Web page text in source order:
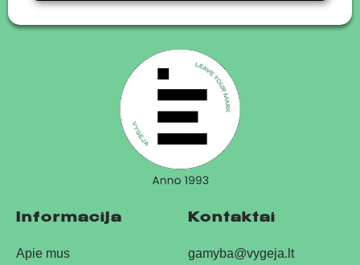
Informacija
Apie mus
Kontaktai
gamyba@vygeja.lt